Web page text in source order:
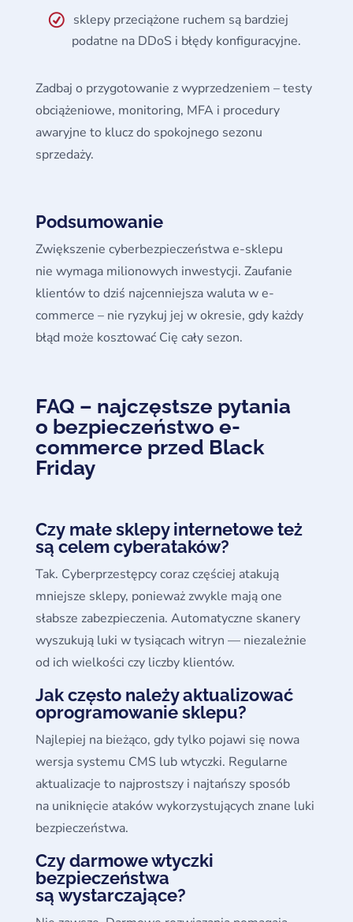
sklepy przeciążone ruchem są bardziej
podatne na DDoS i błędy konfiguracyjne.
Zadbaj o przygotowanie z wyprzedzeniem – testy
obciążeniowe, monitoring, MFA i procedury
awaryjne to klucz do spokojnego sezonu
sprzedaży.
Podsumowanie
Zwiększenie cyberbezpieczeństwa e-sklepu
nie wymaga milionowych inwestycji. Zaufanie
klientów to dziś najcenniejsza waluta w e-
commerce – nie ryzykuj jej w okresie, gdy każdy
błąd może kosztować Cię cały sezon.
FAQ – najczęstsze pytania
o bezpieczeństwo e-
commerce przed Black
Friday
Czy małe sklepy internetowe też
są celem cyberataków?
Tak. Cyberprzestępcy coraz częściej atakują
mniejsze sklepy, ponieważ zwykle mają one
słabsze zabezpieczenia. Automatyczne skanery
wyszukują luki w tysiącach witryn — niezależnie
od ich wielkości czy liczby klientów.
Jak często należy aktualizować
oprogramowanie sklepu?
Najlepiej na bieżąco, gdy tylko pojawi się nowa
wersja systemu CMS lub wtyczki. Regularne
aktualizacje to najprostszy i najtańszy sposób
na uniknięcie ataków wykorzystujących znane luki
bezpieczeństwa.
Czy darmowe wtyczki
bezpieczeństwa
są wystarczające?